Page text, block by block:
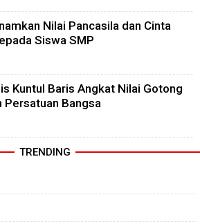
Nilai Pancasila dan Cinta
Siswa SMP
Kuntul Baris Angkat Nilai Gotong
Persatuan Bangsa
TRENDING